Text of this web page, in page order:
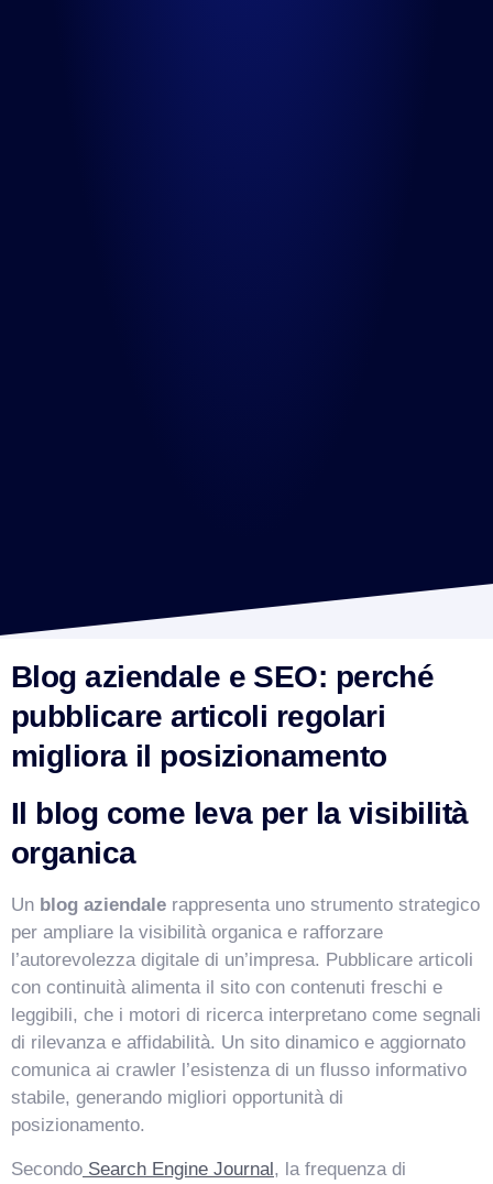
Blog aziendale e SEO: perché
pubblicare articoli regolari
migliora il posizionamento
Il blog come leva per la visibilità
organica
Un blog aziendale rappresenta uno strumento strategico
per ampliare la visibilità organica e rafforzare
l’autorevolezza digitale di un’impresa. Pubblicare articoli
con continuità alimenta il sito con contenuti freschi e
leggibili, che i motori di ricerca interpretano come segnali
di rilevanza e affidabilità. Un sito dinamico e aggiornato
comunica ai crawler l’esistenza di un flusso informativo
stabile, generando migliori opportunità di
posizionamento.
Secondo Search Engine Journal, la frequenza di
VismarChat AI Agent
Salve! Sono VismarChat, l'agente AI di Vismarcorp. In